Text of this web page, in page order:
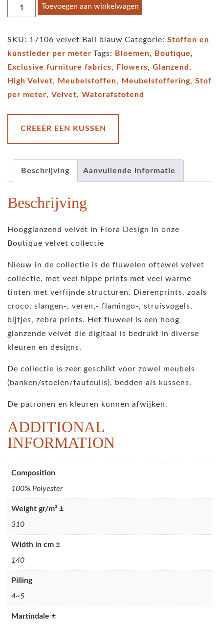
Stof
per
aantal
Toevoegen aan winkelwagen
SKU: 17106 velvet Bali blauw Categorie: Stoffen en
kunstleder per meter Tags: Bloemen, Boutique,
Exclusive furniture fabrics, Flowers, Glanzend ,
High Velvet, Meubelstoffen, Meubelstoffering, Stof
per meter, Velvet, Waterafstotend
CREEËR EEN KUSSEN
Beschrijving Aanvullende informatie
Beschrijving
Hoogglanzend velvet in Flora Design in onze
Boutique velvet collectie
Nieuw in de collectie is de fluwelen oftewel velvet
collectie, met veel hippe prints met veel warme
tinten met verfijnde structuren. Dierenprints, zoals
croco, slangen-, veren,- flamingo-, struisvogels,
bijtjes, zebra prints. Het fluweel is een hoog
glanzende velvet die digitaal is bedrukt in diverse
kleuren en designs.
De collectie is zeer geschikt voor zowel meubels
(banken/stoelen/fauteuils), bedden als kussens.
De patronen en kleuren kunnen afwijken.
ADDITIONAL
INFORMATION
Composition
100% Polyester
Weight gr/m² ±
310
Width in cm ±
140
Pilling
4~5
Martindale ±